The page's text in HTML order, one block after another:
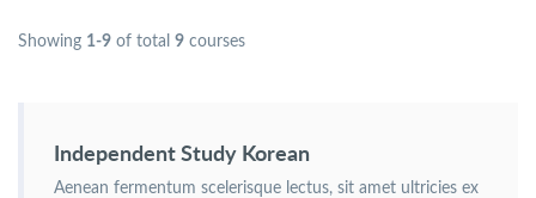
Showing 1-9 of total 9 courses
Independent Study Korean
Aenean fermentum scelerisque lectus, sit amet ultricies ex